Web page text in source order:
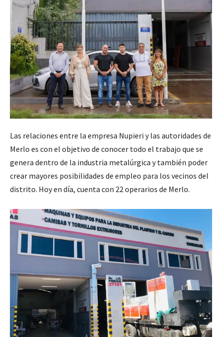
Las relaciones entre la empresa Nupieri y las autoridades de
Merlo es con el objetivo de conocer todo el trabajo que se
genera dentro de la industria metalúrgica y también poder
crear mayores posibilidades de empleo para los vecinos del
distrito. Hoy en día, cuenta con 22 operarios de Merlo.